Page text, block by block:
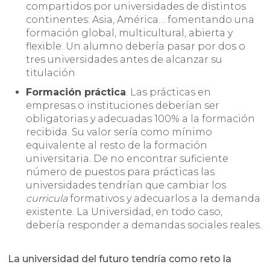
compartidos por universidades de distintos
continentes: Asia, América… fomentando una
formación global, multicultural, abierta y
flexible. Un alumno debería pasar por dos o
tres universidades antes de alcanzar su
titulación
Formación práctica. Las prácticas en
empresas o instituciones deberían ser
obligatorias y adecuadas 100% a la formación
recibida. Su valor sería como mínimo
equivalente al resto de la formación
universitaria. De no encontrar suficiente
número de puestos para prácticas las
universidades tendrían que cambiar los
curriculaformativos y adecuarlos a la demanda
existente. La Universidad, en todo caso,
debería responder a demandas sociales reales.
La universidad del futuro tendría como reto la